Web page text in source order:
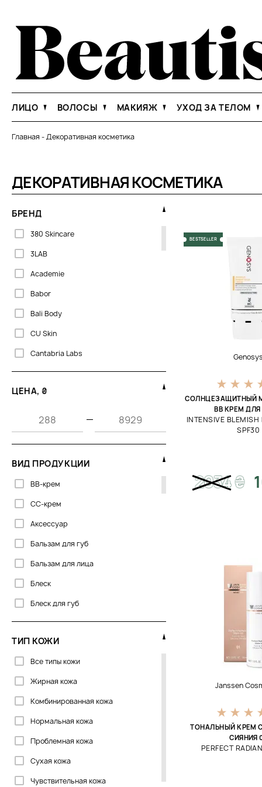
ЛИЦО ВОЛОСЫ МАКИЯЖ УХОД ЗА ТЕЛОМ
Главная -Декоративная косметика
ДЕКОРАТИВНАЯ КОСМЕТИКА
БРЕНД
380 Skincare
3LAB
Academie
Babor
Bali Body
CU Skin
Cantabria Labs
Clarena
Colorescience
Dr. Kadir
ЦЕНА, ₴
—
ВИД ПРОДУКЦИИ
BB-крем
CC-крем
Аксессуар
Бальзам для губ
Бальзам для лица
Блеск
Блеск для губ
Бронзер
Гель для бровей
Гель для лица
Грязь для тела
Карандаш
Карандаш для бровей
Карандаш для глаз
Кисть
Консилер
ТИП КОЖИ
Все типы кожи
Жирная кожа
Комбинированная кожа
Нормальная кожа
Проблемная кожа
Сухая кожа
Чувствительная кожа
BESTSELLER
Genosys
СОЛНЦЕЗАЩИТНЫЙ
ВВ КРЕМ
INTENSIVE
SPF30
2034₴
Janssen
ТОНАЛЬНЫЙ КРЕМ
СИЯНИЯ
PERFECT